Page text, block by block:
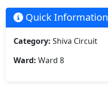
Quick Information
Category: Shiva Circuit
Ward: Ward 8